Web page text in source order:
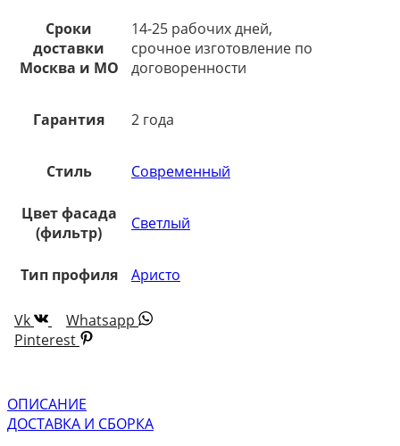
Сроки
доставки
Москва и МО
14-25 рабочих дней,
срочное изготовление по
договоренности
Гарантия 2 года
Стиль Современный
Цвет фасада
(фильтр)
Светлый
Тип профиля Аристо
Vk
Whatsapp
Pinterest
ОПИСАНИЕ
ДОСТАВКА И СБОРКА